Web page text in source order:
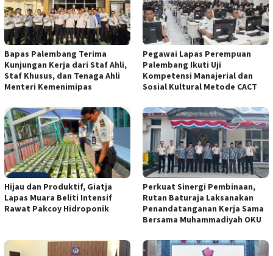
Bapas Palembang Terima
Kunjungan Kerja dari Staf Ahli,
Staf Khusus, dan Tenaga Ahli
Menteri Kemenimipas
Pegawai Lapas Perempuan
Palembang Ikuti Uji
Kompetensi Manajerial dan
Sosial Kultural Metode CACT
Hijau dan Produktif, Giatja
Lapas Muara Beliti Intensif
Rawat Pakcoy Hidroponik
Perkuat Sinergi Pembinaan,
Rutan Baturaja Laksanakan
Penandatanganan Kerja Sama
Bersama Muhammadiyah OKU